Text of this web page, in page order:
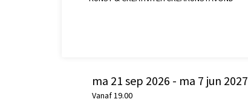
ma 21 sep 2026 - ma 7 jun 2027
Vanaf 19.00